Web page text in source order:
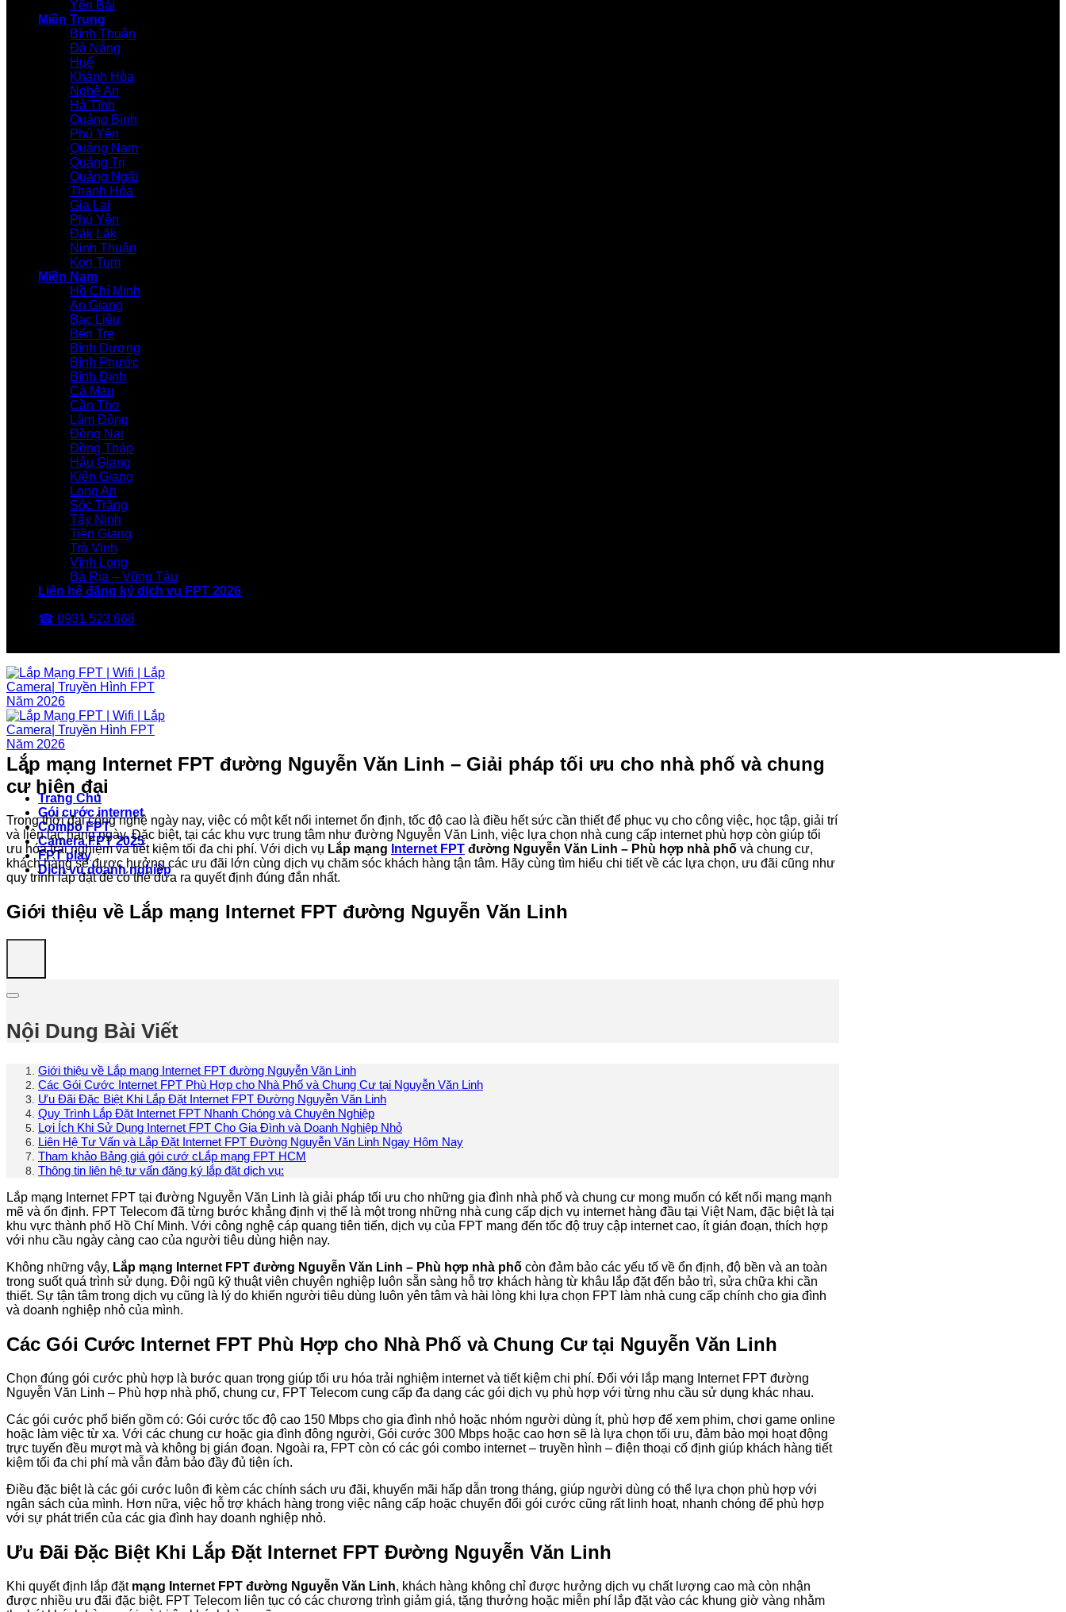
Yên Bái
Miền Trung
Bình Thuận
Đà Nẵng
Huế
Khánh Hòa
Nghệ An
Hà Tĩnh
Quảng Bình
Phú Yên
Quảng Nam
Quảng Trị
Quảng Ngãi
Thanh Hóa
Gia Lai
Phú Yên
Đăk Lăk
Ninh Thuận
Kon Tum
Miền Nam
Hồ Chí Minh
An Giang
Bạc Liêu
Bến Tre
Bình Dương
Bình Phước
Bình Định
Cà Mau
Cần Thơ
Lâm Đồng
Đồng Nai
Đồng Tháp
Hậu Giang
Kiên Giang
Long An
Sóc Trăng
Tây Ninh
Tiền Giang
Trà Vinh
Vĩnh Long
Bà Rịa – Vũng Tàu
Liên hệ đăng ký dịch vụ FPT 2026
☎ 0931 523 668
Trang Chủ
Gói cước internet
Combo FPT
Camera FPT 2025
FPT play
Dịch vụ doanh nghiệp
Lắp mạng Internet FPT đường Nguyễn Văn Linh – Giải pháp tối ưu cho nhà phố và chung
cư hiện đại
Trong thời đại công nghệ ngày nay, việc có một kết nối internet ổn định, tốc độ cao là điều hết sức cần thiết để phục vụ cho công việc, học tập, giải trí
và liên lạc hàng ngày. Đặc biệt, tại các khu vực trung tâm như đường Nguyễn Văn Linh, việc lựa chọn nhà cung cấp internet phù hợp còn giúp tối
ưu hóa trải nghiệm và tiết kiệm tối đa chi phí. Với dịch vụ Lắp mạng Internet FPT đường Nguyễn Văn Linh – Phù hợp nhà phố và chung cư,
khách hàng sẽ được hưởng các ưu đãi lớn cùng dịch vụ chăm sóc khách hàng tận tâm. Hãy cùng tìm hiểu chi tiết về các lựa chọn, ưu đãi cũng như
quy trình lắp đặt để có thể đưa ra quyết định đúng đắn nhất.
Giới thiệu về Lắp mạng Internet FPT đường Nguyễn Văn Linh
Nội Dung Bài Viết
Giới thiệu về Lắp mạng Internet FPT đường Nguyễn Văn Linh
Các Gói Cước Internet FPT Phù Hợp cho Nhà Phố và Chung Cư tại Nguyễn Văn Linh
Ưu Đãi Đặc Biệt Khi Lắp Đặt Internet FPT Đường Nguyễn Văn Linh
Quy Trình Lắp Đặt Internet FPT Nhanh Chóng và Chuyên Nghiệp
Lợi Ích Khi Sử Dụng Internet FPT Cho Gia Đình và Doanh Nghiệp Nhỏ
Liên Hệ Tư Vấn và Lắp Đặt Internet FPT Đường Nguyễn Văn Linh Ngay Hôm Nay
Tham khảo Bảng giá gói cướ cLắp mạng FPT HCM
Thông tin liên hệ tư vấn đăng ký lắp đặt dịch vụ:
Lắp mạng Internet FPT tại đường Nguyễn Văn Linh là giải pháp tối ưu cho những gia đình nhà phố và chung cư mong muốn có kết nối mạng mạnh
mẽ và ổn định. FPT Telecom đã từng bước khẳng định vị thế là một trong những nhà cung cấp dịch vụ internet hàng đầu tại Việt Nam, đặc biệt là tại
khu vực thành phố Hồ Chí Minh. Với công nghệ cáp quang tiên tiến, dịch vụ của FPT mang đến tốc độ truy cập internet cao, ít gián đoạn, thích hợp
với nhu cầu ngày càng cao của người tiêu dùng hiện nay.
Không những vậy, Lắp mạng Internet FPT đường Nguyễn Văn Linh – Phù hợp nhà phố còn đảm bảo các yếu tố về ổn định, độ bền và an toàn
trong suốt quá trình sử dụng. Đội ngũ kỹ thuật viên chuyên nghiệp luôn sẵn sàng hỗ trợ khách hàng từ khâu lắp đặt đến bảo trì, sửa chữa khi cần
thiết. Sự tận tâm trong dịch vụ cũng là lý do khiến người tiêu dùng luôn yên tâm và hài lòng khi lựa chọn FPT làm nhà cung cấp chính cho gia đình
và doanh nghiệp nhỏ của mình.
Các Gói Cước Internet FPT Phù Hợp cho Nhà Phố và Chung Cư tại Nguyễn Văn Linh
Chọn đúng gói cước phù hợp là bước quan trọng giúp tối ưu hóa trải nghiệm internet và tiết kiệm chi phí. Đối với lắp mạng Internet FPT đường
Nguyễn Văn Linh – Phù hợp nhà phố, chung cư, FPT Telecom cung cấp đa dạng các gói dịch vụ phù hợp với từng nhu cầu sử dụng khác nhau.
Các gói cước phổ biến gồm có: Gói cước tốc độ cao 150 Mbps cho gia đình nhỏ hoặc nhóm người dùng ít, phù hợp để xem phim, chơi game online
hoặc làm việc từ xa. Với các chung cư hoặc gia đình đông người, Gói cước 300 Mbps hoặc cao hơn sẽ là lựa chọn tối ưu, đảm bảo mọi hoạt động
trực tuyến đều mượt mà và không bị gián đoạn. Ngoài ra, FPT còn có các gói combo internet – truyền hình – điện thoại cố định giúp khách hàng tiết
kiệm tối đa chi phí mà vẫn đảm bảo đầy đủ tiện ích.
Điều đặc biệt là các gói cước luôn đi kèm các chính sách ưu đãi, khuyến mãi hấp dẫn trong tháng, giúp người dùng có thể lựa chọn phù hợp với
ngân sách của mình. Hơn nữa, việc hỗ trợ khách hàng trong việc nâng cấp hoặc chuyển đổi gói cước cũng rất linh hoạt, nhanh chóng để phù hợp
với sự phát triển của các gia đình hay doanh nghiệp nhỏ.
Ưu Đãi Đặc Biệt Khi Lắp Đặt Internet FPT Đường Nguyễn Văn Linh
Khi quyết định lắp đặt mạng Internet FPT đường Nguyễn Văn Linh, khách hàng không chỉ được hưởng dịch vụ chất lượng cao mà còn nhận
được nhiều ưu đãi đặc biệt. FPT Telecom liên tục có các chương trình giảm giá, tặng thưởng hoặc miễn phí lắp đặt vào các khung giờ vàng nhằm